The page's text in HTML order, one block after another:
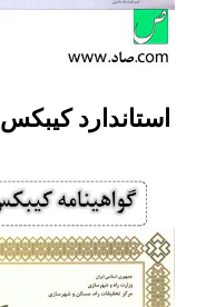
استاندارد کیبکس 15 در 25 در 60 سانتی‌متر